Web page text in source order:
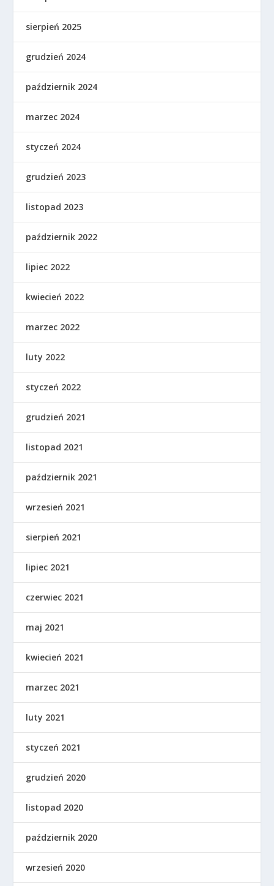
sierpień 2025
grudzień 2024
październik 2024
marzec 2024
styczeń 2024
grudzień 2023
listopad 2023
październik 2022
lipiec 2022
kwiecień 2022
marzec 2022
luty 2022
styczeń 2022
grudzień 2021
listopad 2021
październik 2021
wrzesień 2021
sierpień 2021
lipiec 2021
czerwiec 2021
maj 2021
kwiecień 2021
marzec 2021
luty 2021
styczeń 2021
grudzień 2020
listopad 2020
październik 2020
wrzesień 2020